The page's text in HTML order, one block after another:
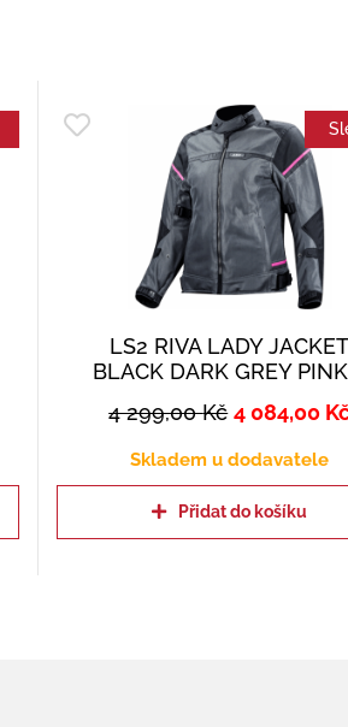
LS2 RIVA LADY JACKET
BLACK DARK GREY
4 299,00Kč 4 084,00
Skladem u dodavatele
Přidat do košíku